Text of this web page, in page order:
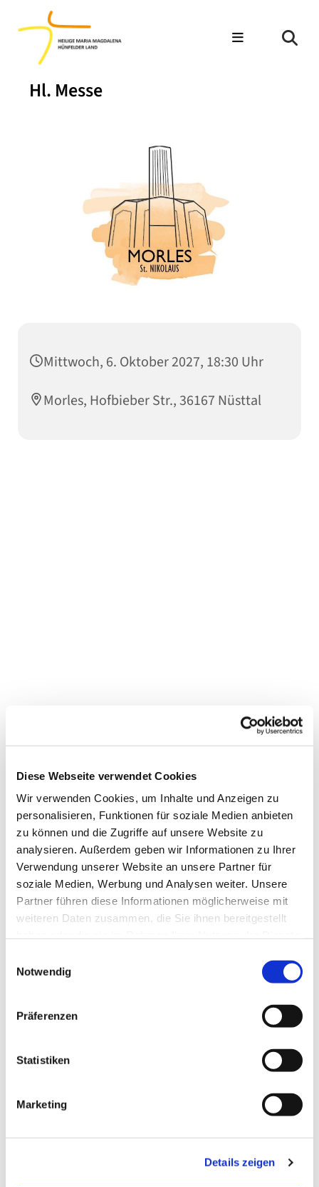
Diese Webseite verwendet Cookies
Wir verwenden Cookies, um Inhalte und Anzeigen zu
personalisieren, Funktionen für soziale Medien anbieten
zu können und die Zugriffe auf unsere Website zu
analysieren. Außerdem geben wir Informationen zu Ihrer
Verwendung unserer Website an unsere Partner für
soziale Medien, Werbung und Analysen weiter. Unsere
Partner führen diese Informationen möglicherweise mit
weiteren Daten zusammen, die Sie ihnen bereitgestellt
Notwendig
Präferenzen
Statistiken
Marketing
Details zeigen
Hl. Messe
Mittwoch, 6. Oktober 2027, 18:30 Uhr
Morles, Hofbieber Str., 36167 Nüsttal
interessieren